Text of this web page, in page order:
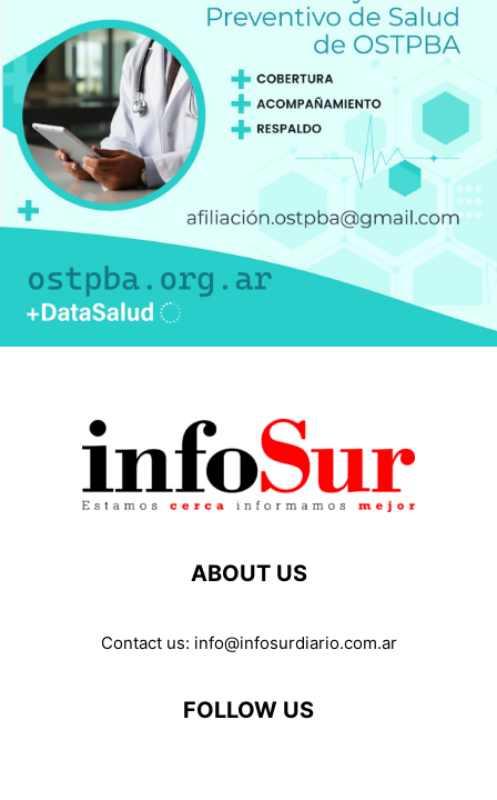
ABOUT US
Contact us: info@infosurdiario.com.ar
FOLLOW US